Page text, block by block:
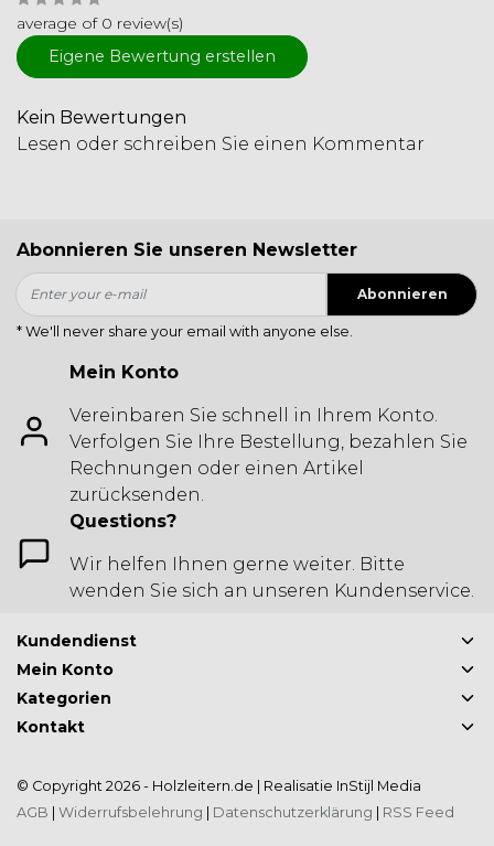
average of 0 review(s)
Eigene Bewertung erstellen
Kein Bewertungen
Lesen oder schreiben Sie einen Kommentar
Abonnieren Sie unseren Newsletter
Abonnieren
* We'll never share your email with anyone else.
Mein Konto
Vereinbaren Sie schnell in Ihrem Konto.
Verfolgen Sie Ihre Bestellung, bezahlen Sie
Rechnungen oder einen Artikel
zurücksenden.
Questions?
Wir helfen Ihnen gerne weiter. Bitte
wenden Sie sich an unseren Kundenservice.
Kundendienst
Mein Konto
Kategorien
Kontakt
© Copyright 2026 - Holzleitern.de | Realisatie InStijl Media
AGB
Widerrufsbelehrung Datenschutzerklärung RSS Feed